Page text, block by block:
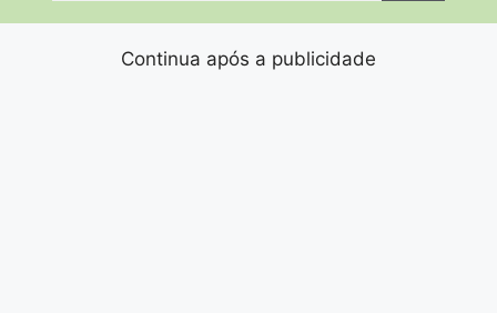
Continua após a publicidade